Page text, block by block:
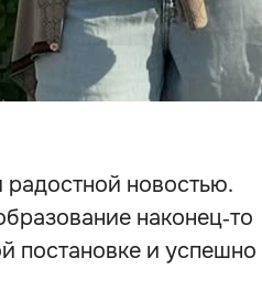
новостью.
наконец‑то
постановке и успешно